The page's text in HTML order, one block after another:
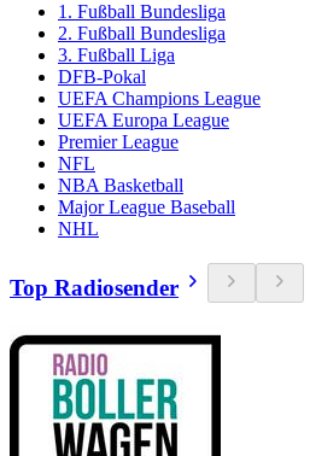
1. Fußball Bundesliga
2. Fußball Bundesliga
3. Fußball Liga
DFB-Pokal
UEFA Champions League
UEFA Europa League
Premier League
NFL
NBA Basketball
Major League Baseball
NHL
Top Radiosender